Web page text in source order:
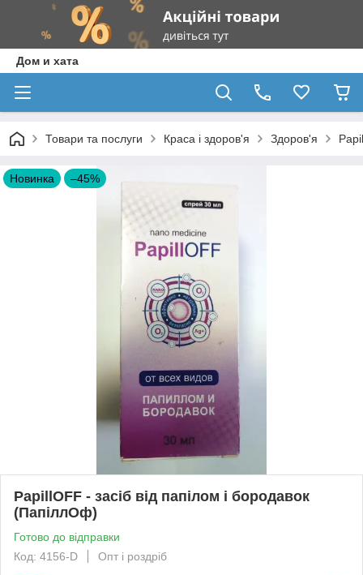
Дом и хата
Товари та послуги Краса і здоров'я Здоров'я
Новинка –45%
PapillOFF - засіб від папілом і бородавок
(ПапіллОф)
Готово до відправки
Код: 4156-D
Опт і роздріб